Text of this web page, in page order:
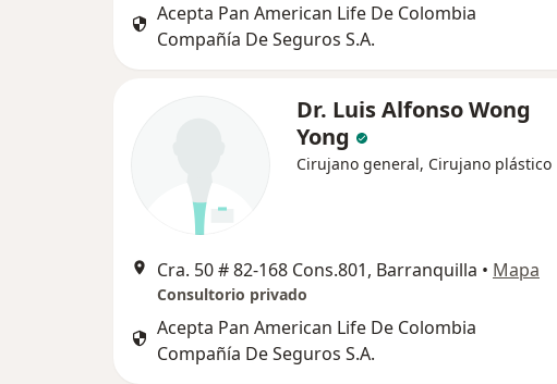
Acepta Pan American Life De Colombia
Compañía De Seguros S.A.
Dr. Luis Alfonso Wong
Yong
Cirujano general, Cirujano plástico
Cra. 50 # 82-168 Cons.801, Barranquilla • Mapa
Consultorio privado
Acepta Pan American Life De Colombia
Compañía De Seguros S.A.